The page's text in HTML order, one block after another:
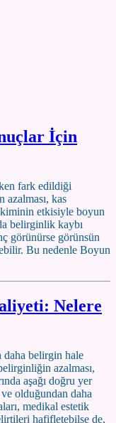
İçin
fark edildiği
kas
etkisiyle boyun
belirginlik kaybı
görünürse görünsün
Bu nedenle Boyun
Nelere
daha belirgin hale
azalması,
aşağı doğru yer
olduğundan daha
medikal estetik
hafifletebilse de,